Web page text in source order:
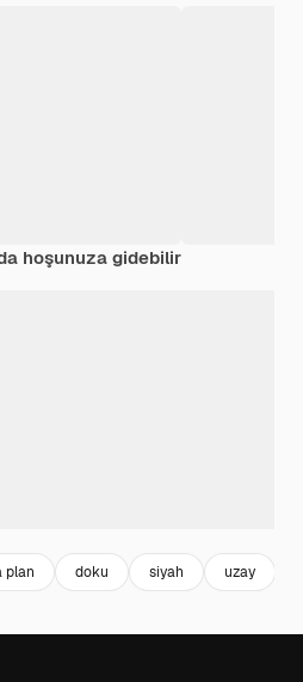
hoşunuza gidebilir
plan doku siyah uzay